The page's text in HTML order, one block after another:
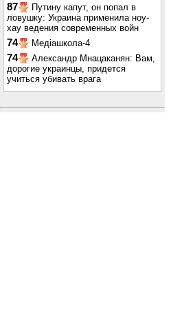
87
Путину капут, он попал в
ловушку: Украина применила ноу-
хау ведения современных войн
74 Медіашкола-4
74
Александр Мнацаканян: Вам,
дорогие украинцы, придется
учиться убивать врага